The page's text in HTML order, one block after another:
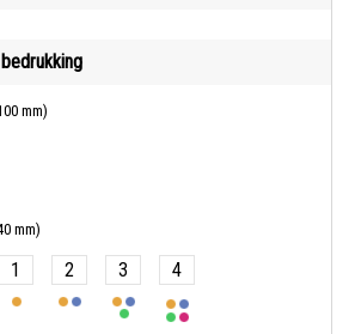
mm)
mm)
1 2 3 4